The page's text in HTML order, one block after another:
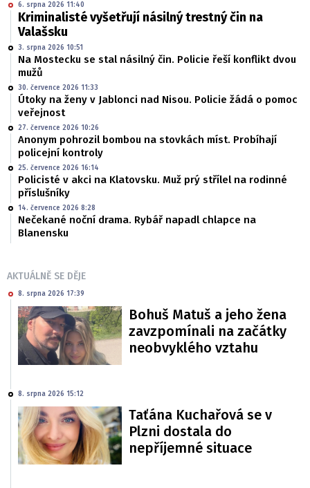
6. srpna 2026 11:40
Kriminalisté vyšetřují násilný trestný čin na
Valašsku
3. srpna 2026 10:51
Na Mostecku se stal násilný čin. Policie řeší konflikt dvou
mužů
30. července 2026 11:33
Útoky na ženy v Jablonci nad Nisou. Policie žádá o pomoc
veřejnost
27. července 2026 10:26
Anonym pohrozil bombou na stovkách míst. Probíhají
policejní kontroly
25. července 2026 16:14
Policisté v akci na Klatovsku. Muž prý střílel na rodinné
příslušníky
14. července 2026 8:28
Nečekané noční drama. Rybář napadl chlapce na
Blanensku
AKTUÁLNĚ SE DĚJE
8. srpna 2026 17:39
Bohuš Matuš a jeho žena
zavzpomínali na začátky
neobvyklého vztahu
8. srpna 2026 15:12
Taťána Kuchařová se v
Plzni dostala do
nepříjemné situace